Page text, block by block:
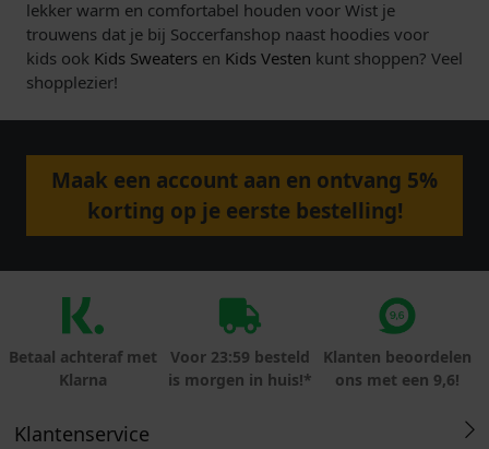
lekker warm en comfortabel houden voor Wist je
trouwens dat je bij Soccerfanshop naast hoodies voor
kids ook Kids Sweaters en Kids Vesten kunt shoppen? Veel
shopplezier!
Maak een account aan en ontvang 5%
korting op je eerste bestelling!
Betaal achteraf met
Klarna
Voor 23:59 besteld
is morgen in huis!*
Klanten beoordelen
ons met een 9,6!
Klantenservice